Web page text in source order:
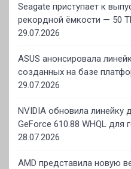
Seagate приступает к
рекордной ёмкости — 50
29.07.2026
ASUS анонсировала
созданных на базе
29.07.2026
NVIDIA обновила линейку
GeForce 610.88 WHQL для
28.07.2026
AMD представила новую